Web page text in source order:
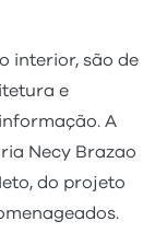
interior, são de
e
A
Necy Brazao
do projeto